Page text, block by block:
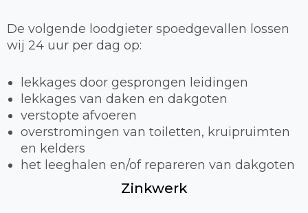
De volgende loodgieter spoedgevallen lossen
wij 24 uur per dag op:
lekkages door gesprongen leidingen
lekkages van daken en dakgoten
verstopte afvoeren
overstromingen van toiletten, kruipruimten
en kelders
het leeghalen en/of repareren van dakgoten
Zinkwerk